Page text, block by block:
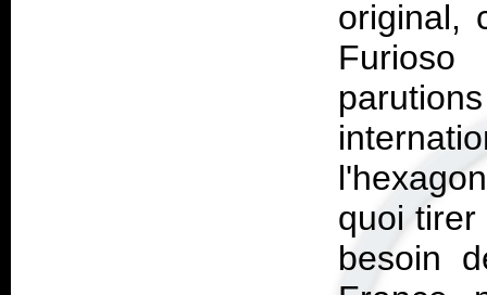
original,
Furioso
quoi
besoin